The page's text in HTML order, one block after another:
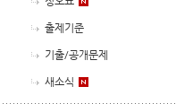
출제기준
기출/공개문제
새소식